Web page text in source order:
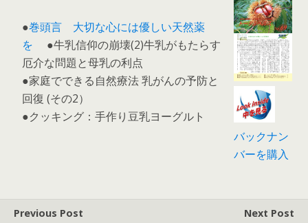
●巻頭言 大切な心には優しい天然薬
を
●牛乳信仰の崩壊(2)牛乳がもたらす
厄介な問題と母乳の利点
●家庭でできる自然療法 乳がんの予防と
回復 (その2）
●クッキング：手作り豆乳ヨーグルト
バックナン
バーを購入
Previous Post
Next Post